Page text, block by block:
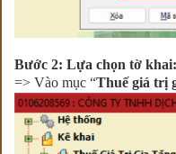
Bước 2: Lựa chọn tờ khai:
=> Vào mục “Thuế giá trị